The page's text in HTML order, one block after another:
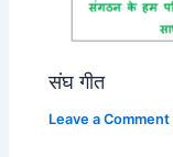
संघ गीत
Leave a Comment